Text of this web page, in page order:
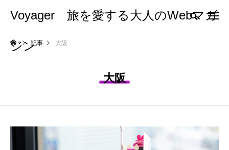
Voyager 旅を愛する大人のWebマガ
ジン記事 大阪
大阪